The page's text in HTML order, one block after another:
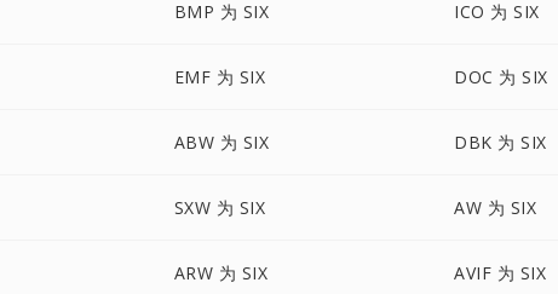
BMP 为 SIX ICO 为 SIX
EMF 为 SIX DOC 为 SIX
ABW 为 SIX DBK 为 SIX
SXW 为 SIX AW 为 SIX
ARW 为 SIX AVIF 为 SIX